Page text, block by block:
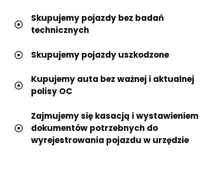
Skupujemy pojazdy bez badań
technicznych
Skupujemy pojazdy uszkodzone
Kupujemy auta bez ważnej i aktualnej
polisy OC
Zajmujemy się kasacją i wystawieniem
dokumentów potrzebnych do
wyrejestrowania pojazdu w urzędzie